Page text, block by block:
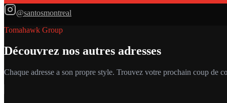
@santosmontreal
Tomahawk Group
Découvrez nos autres adresses
Chaque adresse a son propre style. Trouvez votre prochain coup de